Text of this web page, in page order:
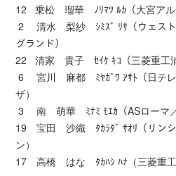
12 乗松 瑠華 ﾉﾘﾏﾂ ﾙｶ（大宮アル
2 清水 梨紗 ｼﾐｽﾞ ﾘｻ（ウェスト
グランド）
22 清家 貴子 ｾｲｹ ｷｺ（三菱重工浦
6 宮川 麻都 ﾐﾔｶﾞﾜ ｱｻﾄ（日テレ
ザ）
3 南 萌華 ﾐﾅﾐ ﾓｴｶ（ASローマ／
19 宝田 沙織 ﾀｶﾗﾀﾞ ｻｵﾘ（リンシ
ン）
17 高橋 はな ﾀｶﾊｼ ﾊﾅ（三菱重工